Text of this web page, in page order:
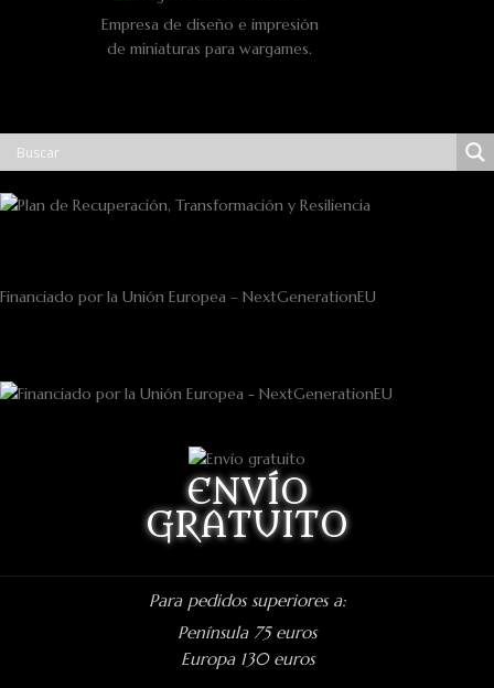
Empresa de diseño e impresión
de miniaturas para wargames.
Financiado por la Unión Europea – NextGenerationEU
ENVÍO
GRATUITO
Para pedidos superiores a:
Península 75 euros
Europa 130 euros